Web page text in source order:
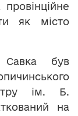
як місто
був
ім. Б.
на